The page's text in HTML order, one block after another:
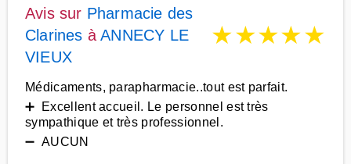
Avis sur Pharmacie des
Clarines àANNECY LE
VIEUX
★★★★★
Médicaments, parapharmacie..tout est parfait.
➕ Excellent accueil. Le personnel est très
sympathique et très professionnel.
➖ AUCUN